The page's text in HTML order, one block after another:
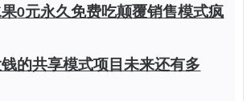
0元永久免费吃颠覆销售模式疯
的共享模式项目未来还有多